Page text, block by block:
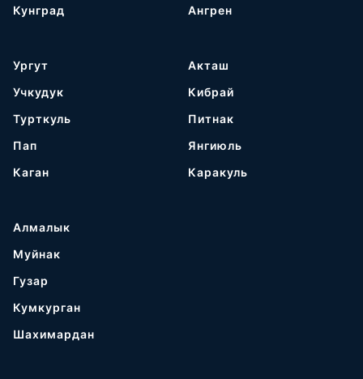
Кунград
Ангрен
Ургут
Учкудук
Турткуль
Пап
Каган
Акташ
Кибрай
Питнак
Янгиюль
Каракуль
Алмалык
Муйнак
Гузар
Кумкурган
Шахимардан